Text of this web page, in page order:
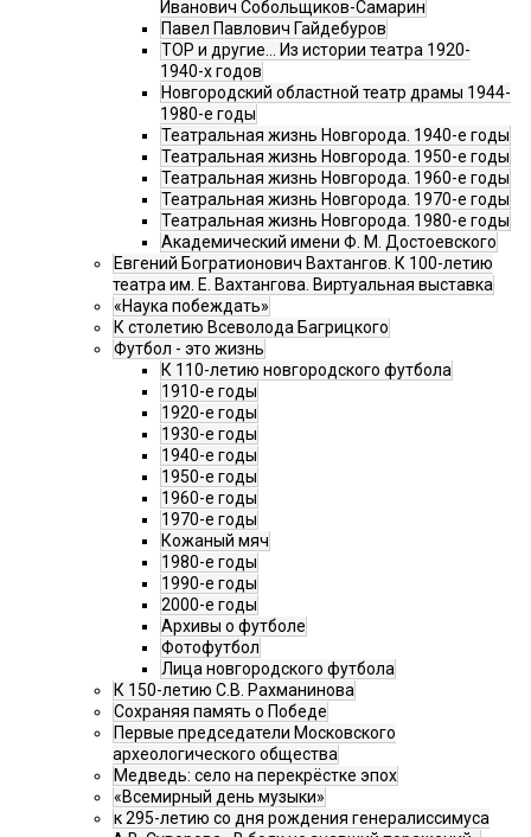
Иванович Собольщиков-Самарин
Павел Павлович Гайдебуров
ТОР и другие… Из истории театра 1920-
1940-х годов
Новгородский областной театр драмы 1944-
1980-е годы
Театральная жизнь Новгорода. 1940-е годы
Театральная жизнь Новгорода. 1950-е годы
Театральная жизнь Новгорода. 1960-е годы
Театральная жизнь Новгорода. 1970-е годы
Театральная жизнь Новгорода. 1980-е годы
Академический имени Ф. М. Достоевского
Евгений Богратионович Вахтангов. К 100-летию
театра им. Е. Вахтангова. Виртуальная выставка
«Наука побеждать»
К столетию Всеволода Багрицкого
Футбол - это жизнь
К 110-летию новгородского футбола
1910-е годы
1920-е годы
1930-е годы
1940-е годы
1950-е годы
1960-е годы
1970-е годы
Кожаный мяч
1980-е годы
1990-е годы
2000-е годы
Архивы о футболе
Фотофутбол
Лица новгородского футбола
К 150-летию С.В. Рахманинова
Сохраняя память о Победе
Первые председатели Московского
археологического общества
Медведь: село на перекрёстке эпох
«Всемирный день музыки»
к 295-летию со дня рождения генералиссимуса